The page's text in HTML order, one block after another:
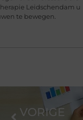
Leidschendam u
te bewegen.
VORIGE